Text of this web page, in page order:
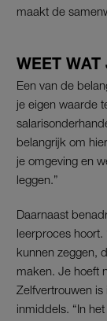
maakt de
WEET
Een van de
je eigen waarde
belangrijk om
je omgeving en
leggen.”
Daarnaast
leerproces hoort.
kunnen zeggen,
maken. Je hoeft
Zelfvertrouwen
inmiddels. “In